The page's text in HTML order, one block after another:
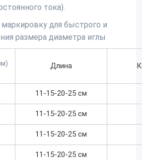
тока).
для быстрого и
размера диаметра иглы
Длина
11-15-20-25 см
11-15-20-25 см
11-15-20-25 см
11-15-20-25 см